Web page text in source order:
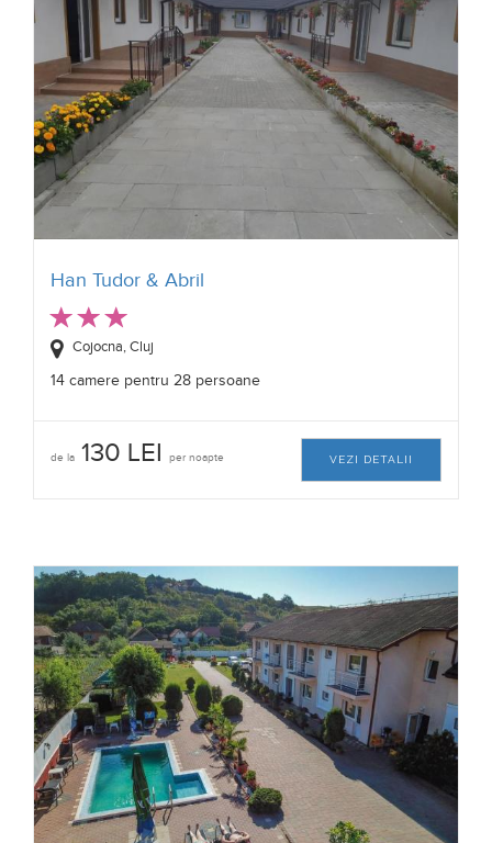
Han Tudor & Abril
Cojocna, Cluj
14 camere pentru 28 persoane
de la 130 LEI per noapte VEZI DETALII